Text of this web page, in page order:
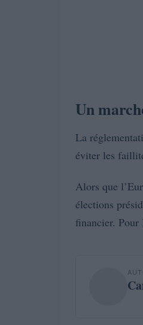
Un
La
éviter les
Alors que
élections
financier.